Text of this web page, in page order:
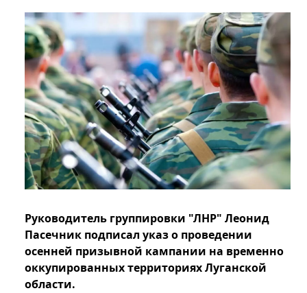
Руководитель группировки "ЛНР" Леонид
Пасечник подписал указ о проведении
осенней призывной кампании на временно
оккупированных территориях Луганской
области.